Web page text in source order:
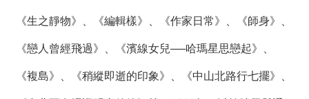
《生之靜物》、《編輯樣》、《作家日常》、《師身》、
《戀人曾經飛過》、《濱線女兒──哈瑪星思戀起》、
《複島》、《稍縱即逝的印象》、《中山北路行七擺》、